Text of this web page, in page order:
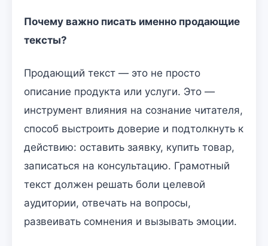
Почему важно писать именно продающие
тексты?
Продающий текст — это не просто
описание продукта или услуги. Это —
инструмент влияния на сознание читателя,
способ выстроить доверие и подтолкнуть к
действию: оставить заявку, купить товар,
записаться на консультацию. Грамотный
текст должен решать боли целевой
аудитории, отвечать на вопросы,
развеивать сомнения и вызывать эмоции.